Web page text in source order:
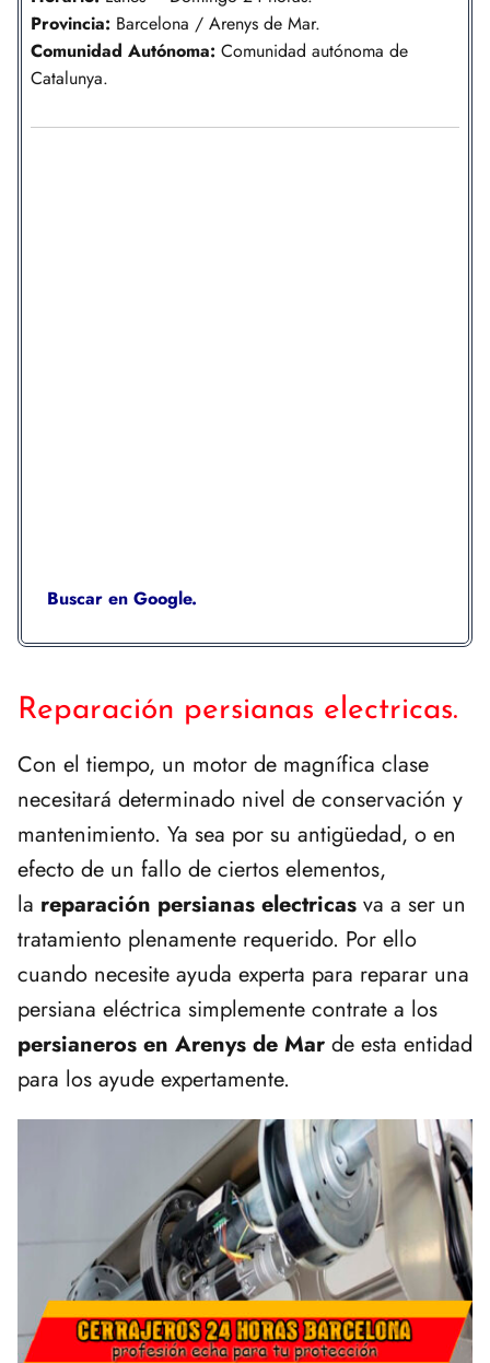
Provincia: Barcelona / Arenys de Mar.
Comunidad Autónoma: Comunidad autónoma de
Catalunya.
Buscar en Google.
Reparación persianas electricas.
Con el tiempo, un motor de magnífica clase
necesitará determinado nivel de conservación y
mantenimiento. Ya sea por su antigüedad, o en
efecto de un fallo de ciertos elementos,
la reparación persianas electricas va a ser un
tratamiento plenamente requerido. Por ello
cuando necesite ayuda experta para reparar una
persiana eléctrica simplemente contrate a los
persianeros en Arenys de Mar de esta entidad
para los ayude expertamente.